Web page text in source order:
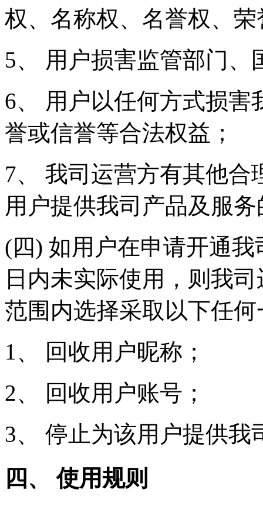
权、名称权、名誉权、
5、 用户损害监管部门、
6、 用户以任何方式损
誉或信誉等合法权益；
7、 我司运营方有其他
用户提供我司产品及服务
(四) 如用户在申请开通
日内未实际使用，则我
范围内选择采取以下任
1、 回收用户昵称；
2、 回收用户账号；
3、 停止为该用户提供我
四、 使用规则